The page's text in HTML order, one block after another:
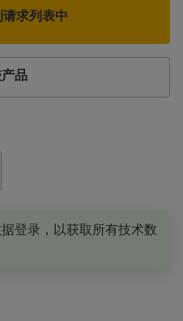
请求列表中
产品
登录，以获取所有技术数